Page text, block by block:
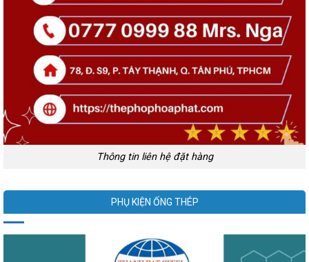
Thông tin liên hệ đặt hàng
PHỤ KIỆN ỐNG THÉP